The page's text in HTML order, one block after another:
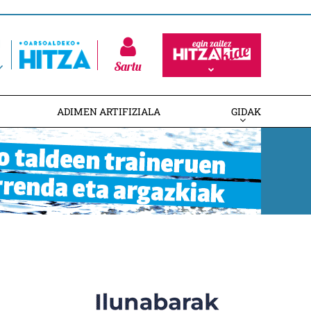
Sartu
ADIMEN ARTIFIZIALA GIDAK